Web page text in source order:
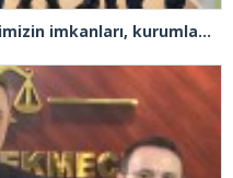
Adalet Bakanı Gürlek: “Devletimizin imkanları, kurumlarımızın tecrübesi ve hukukun kudreti her türlü suç yapılanmasından üstündür”